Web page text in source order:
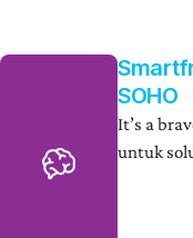
SOHO
It’s a
untuk